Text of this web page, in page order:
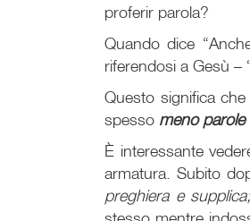
proferir parola?
Quando dice
riferendosi a Gesù –
Questo significa
spesso meno parole
È interessante
armatura. Subito
preghiera e